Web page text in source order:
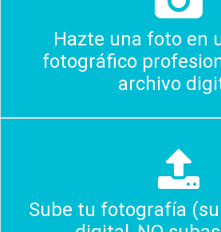
Hazte una foto en
fotográfico
archivo
Sube tu fotografía